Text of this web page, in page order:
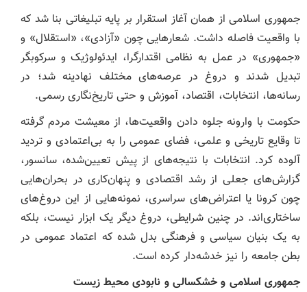
جمهوری اسلامی از همان آغاز استقرار بر پایه تبلیغاتی بنا شد که
با واقعیت فاصله داشت. شعارهایی چون «آزادی»، «استقلال» و
«جمهوری» در عمل به نظامی اقتدارگرا، ایدئولوژیک و سرکوبگر
تبدیل شدند و دروغ در عرصه‌های مختلف نهادینه شد؛ در
رسانه‌ها، انتخابات، اقتصاد، آموزش و حتی تاریخ‌نگاری رسمی.
حکومت با وارونه جلوه دادن واقعیت‌ها، از معیشت مردم گرفته
تا وقایع تاریخی و علمی، فضای عمومی را به بی‌اعتمادی و تردید
آلوده کرد. انتخابات‌ با نتیجه‌های از پیش تعیین‌شده، سانسور،
گزارش‌های جعلی از رشد اقتصادی و پنهان‌کاری در بحران‌هایی
چون کرونا یا اعتراض‌های سراسری، نمونه‌هایی از این دروغ‌های
ساختاری‌اند. در چنین شرایطی، دروغ دیگر یک ابزار نیست، بلکه
به یک بنیان سیاسی و فرهنگی بدل شده که اعتماد عمومی در
بطن جامعه را نیز خدشه‌دار کرده است.
جمهوری اسلامی و خشکسالی و نابودی محیط زیست